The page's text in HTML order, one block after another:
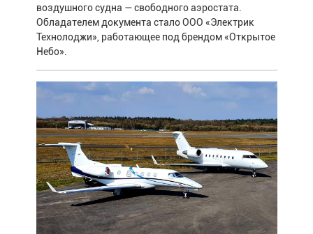
воздушного судна — свободного аэростата.
Обладателем документа стало ООО «Электрик
Технолоджи», работающее под брендом «Открытое
Небо».